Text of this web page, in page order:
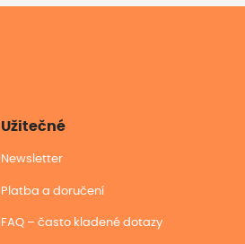
Užitečné
Newsletter
Platba a doručení
FAQ – často kladené dotazy